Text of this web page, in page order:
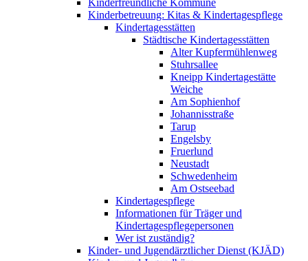
Kinderfreundliche Kommune
Kinderbetreuung: Kitas & Kindertagespflege
Kindertagesstätten
Städtische Kindertagesstätten
Alter Kupfermühlenweg
Stuhrsallee
Kneipp Kindertagestätte
Weiche
Am Sophienhof
Johannisstraße
Tarup
Engelsby
Fruerlund
Neustadt
Schwedenheim
Am Ostseebad
Kindertagespflege
Informationen für Träger und
Kindertagespflegepersonen
Wer ist zuständig?
Kinder- und Jugendärztlicher Dienst (KJÄD)